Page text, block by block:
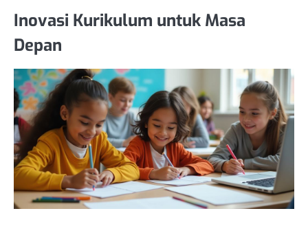
Inovasi Kurikulum untuk Masa
Depan